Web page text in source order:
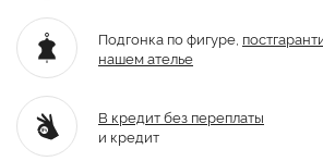
Подгонка по фигуре,
нашем ателье
В кредит без переплаты
и кредит